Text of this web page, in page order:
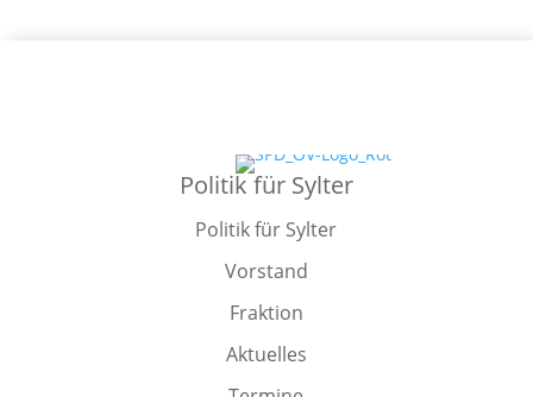
Politik für Sylter
Politik für Sylter
Vorstand
Fraktion
Aktuelles